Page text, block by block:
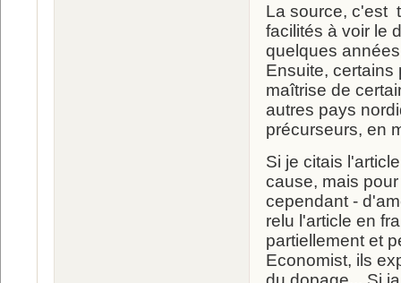
La source, c'est
facilités à voir le
quelques
Ensuite,
maîtrise de
autres pays
précurseurs, en
Si je citais
cause, mais
cependant -
relu l'article en
partiellement et
Economist, ils